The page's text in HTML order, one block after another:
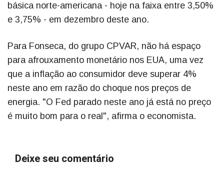
básica norte-americana - hoje na faixa entre 3,50%
e 3,75% - em dezembro deste ano.
Para Fonseca, do grupo CPVAR, não há espaço
para afrouxamento monetário nos EUA, uma vez
que a inflação ao consumidor deve superar 4%
neste ano em razão do choque nos preços de
energia. "O Fed parado neste ano já está no preço
é muito bom para o real", afirma o economista.
Deixe seu comentário